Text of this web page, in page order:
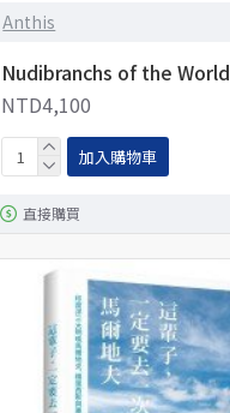
Anthis
Nudibranchs of the World
NTD4,100
加入購物車
直接購買